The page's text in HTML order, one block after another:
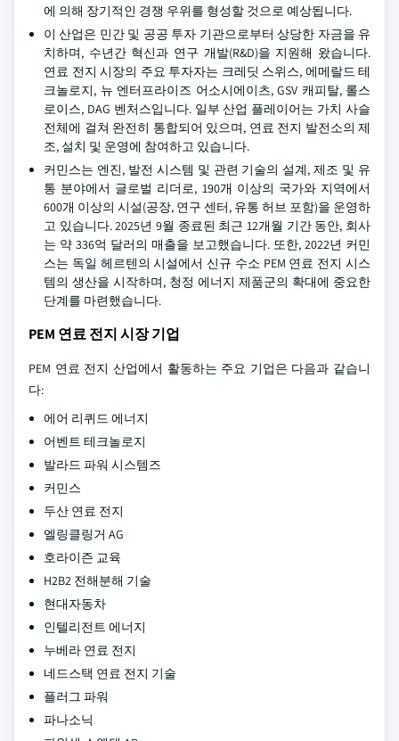
에 의해 장기적인 경쟁 우위를 형성할 것으로 예상됩니다.
이 산업은 민간 및 공공 투자 기관으로부터 상당한 자금을 유
치하며, 수년간 혁신과 연구 개발(R&D)을 지원해 왔습니다.
연료 전지 시장의 주요 투자자는 크레딧 스위스, 에메랄드 테
크놀로지, 뉴 엔터프라이즈 어소시에이츠, GSV 캐피탈, 롤스
로이스, DAG 벤처스입니다. 일부 산업 플레이어는 가치 사슬
전체에 걸쳐 완전히 통합되어 있으며, 연료 전지 발전소의 제
조, 설치 및 운영에 참여하고 있습니다.
커민스는 엔진, 발전 시스템 및 관련 기술의 설계, 제조 및 유
통 분야에서 글로벌 리더로, 190개 이상의 국가와 지역에서
600개 이상의 시설(공장, 연구 센터, 유통 허브 포함)을 운영하
고 있습니다. 2025년 9월 종료된 최근 12개월 기간 동안, 회사
는 약 336억 달러의 매출을 보고했습니다. 또한, 2022년 커민
스는 독일 헤르텐의 시설에서 신규 수소 PEM 연료 전지 시스
템의 생산을 시작하며, 청정 에너지 제품군의 확대에 중요한
단계를 마련했습니다.
PEM 연료 전지 시장 기업
PEM 연료 전지 산업에서 활동하는 주요 기업은 다음과 같습니
다:
에어 리퀴드 에너지
어벤트 테크놀로지
발라드 파워 시스템즈
커민스
두산 연료 전지
엘링클링거 AG
호라이즌 교육
H2B2 전해분해 기술
현대자동차
인텔리전트 에너지
누베라 연료 전지
네드스택 연료 전지 기술
플러그 파워
파나소닉